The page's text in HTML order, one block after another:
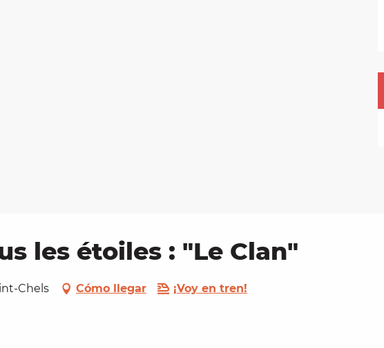
les étoiles : "Le Clan"
Chels Cómo llegar ¡Voy en tren!